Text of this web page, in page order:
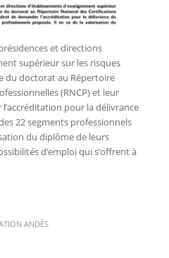
et directions
supérieur sur les risques
du doctorat au Répertoire
(RNCP) et leur
pour la délivrance
22 segments professionnels
du diplôme de leurs
d’emploi qui s’offrent à
ANDÈS